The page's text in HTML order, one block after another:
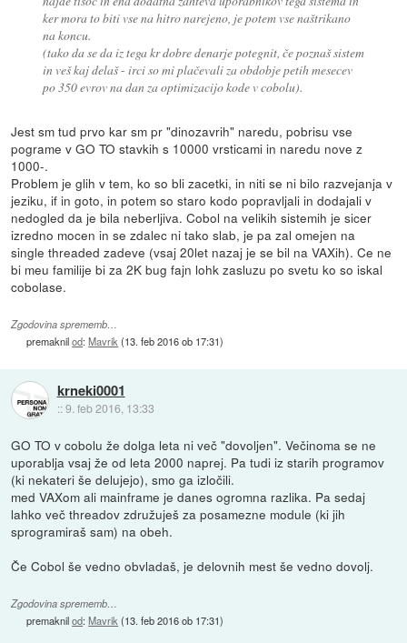
ker mora to biti vse na hitro narejeno, je potem vse naštrikano
na koncu.
(tako da se da iz tega kr dobre denarje potegnit, če poznaš sistem
in veš kaj delaš - irci so mi plačevali za obdobje petih mesecev
po 350 evrov na dan za optimizacijo kode v cobolu).
Jest sm tud prvo kar sm pr "dinozavrih" naredu, pobrisu vse
pograme v GO TO stavkih s 10000 vrsticami in naredu nove z
1000-.
Problem je glih v tem, ko so bli zacetki, in niti se ni bilo razvejanja v
jeziku, if in goto, in potem so staro kodo popravljali in dodajali v
nedogled da je bila neberljiva. Cobol na velikih sistemih je sicer
izredno mocen in se zdalec ni tako slab, je pa zal omejen na
single threaded zadeve (vsaj 20let nazaj je se bil na VAXih). Ce ne
bi meu familije bi za 2K bug fajn lohk zasluzu po svetu ko so iskal
cobolase.
Zgodovina sprememb…
premaknilod:Mavrik (13. feb 2016 ob 17:31)
krneki0001
::9. feb 2016, 13:33
GO TO v cobolu že dolga leta ni več "dovoljen". Večinoma se ne
uporablja vsaj že od leta 2000 naprej. Pa tudi iz starih programov
(ki nekateri še delujejo), smo ga izločili.
med VAXom ali mainframe je danes ogromna razlika. Pa sedaj
lahko več threadov združuješ za posamezne module (ki jih
sprogramiraš sam) na obeh.
Če Cobol še vedno obvladaš, je delovnih mest še vedno dovolj.
Zgodovina sprememb…
premaknilod:Mavrik (13. feb 2016 ob 17:31)